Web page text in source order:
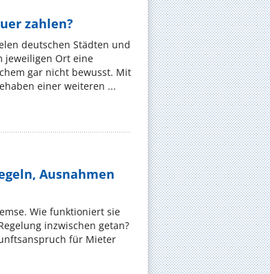
zahlen?
deutschen Städten und
jeweiligen Ort eine
gar nicht bewusst. Mit
einer weiteren ...
Ausnahmen
Wie funktioniert sie
inzwischen getan?
für Mieter